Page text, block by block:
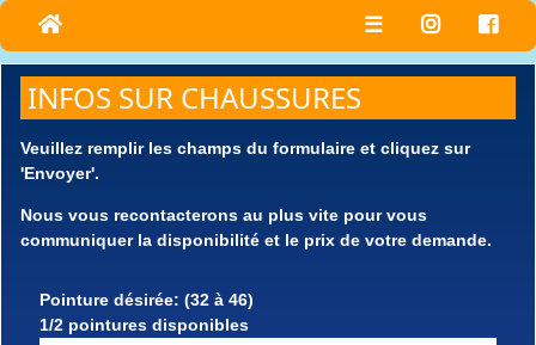
☰
INFOS SUR CHAUSSURES
Veuillez remplir les champs du formulaire et cliquez sur
'Envoyer'.
Nous vous recontacterons au plus vite pour vous
communiquer la disponibilité et le prix de votre demande.
Pointure désirée: (32 à 46)
1/2 pointures disponibles